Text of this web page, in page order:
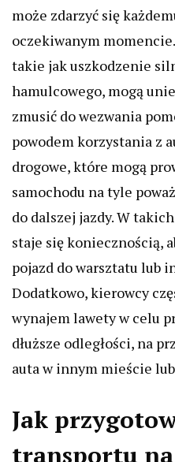
może zdarzyć się
oczekiwanym
takie jak uszkodzenie
hamulcowego, mogą
zmusić do wezwania
powodem korzystania z
drogowe, które mogą
samochodu na tyle
do dalszej jazdy. W
staje się koniecznością,
pojazd do warsztatu lub
Dodatkowo, kierowcy
wynajem lawety w celu
dłuższe odległości, na
auta w innym mieście
Jak
transportu